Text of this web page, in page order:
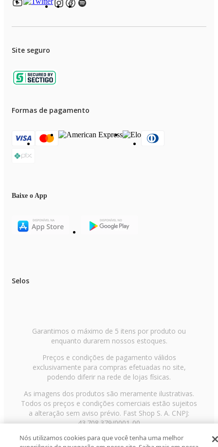
Site seguro
Formas de pagamento
Baixe o App
Selos
Garantimos o máximo de 5 itens por produto ou
enquanto durarem nossos estoques.
Preços e condições de pagamento válidos
exclusivamente para compras efetuadas no site,
podendo diferir na rede de lojas físicas.
As imagens dos produtos são meramente ilustrativas.
Todos os preços e condições comerciais estão sujeitos
a alteração sem aviso prévio. Fast Shop S. A. CNPJ:
43.708.379/0001-00
Avenida Zaki Narchi, nº 1650, sobreloja, Carandiru, São
Nós utilizamos cookies para que você tenha uma melhor